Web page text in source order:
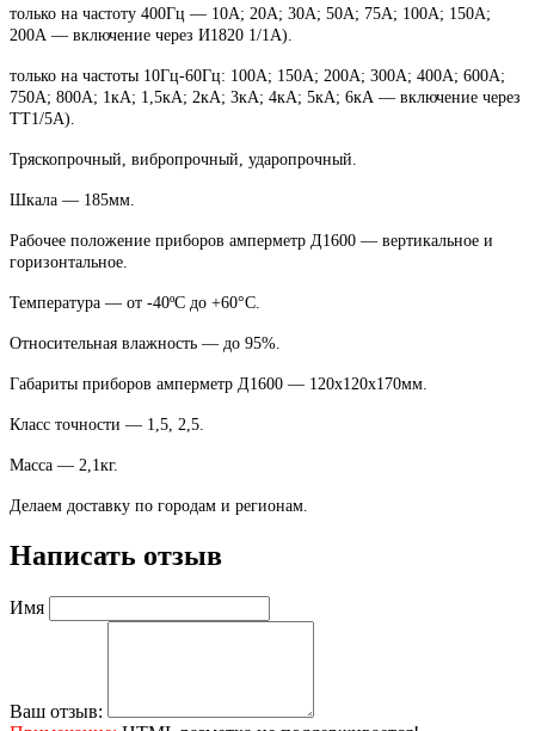
только на частоту 400Гц ― 10А; 20А; 30А; 50А; 75А; 100А; 150А;
200А ― включение через И1820 1/1А).
только на частоты 10Гц-60Гц: 100А; 150А; 200А; 300А; 400А; 600А;
750А; 800А; 1кА; 1,5кА; 2кА; 3кА; 4кА; 5кА; 6кА ― включение через
ТТ1/5А).
Тряскопрочный, вибропрочный, ударопрочный.
Шкала ― 185мм.
Рабочее положение приборов амперметр Д1600 ― вертикальное и
горизонтальное.
Температура ― от -40ºС до +60°С.
Относительная влажность ― до 95%.
Габариты приборов амперметр Д1600 ― 120х120х170мм.
Класс точности ― 1,5, 2,5.
Масса ― 2,1кг.
Делаем доставку по городам и регионам.
Написать отзыв
Имя
Ваш отзыв: